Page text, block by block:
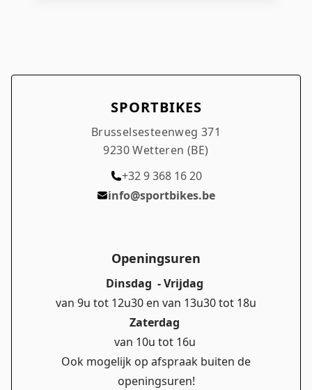
SPORTBIKES
Brusselsesteenweg 371
9230 Wetteren (BE)
+32 9 368 16 20
info@sportbikes.be
Openingsuren
Dinsdag - Vrijdag
van 9u tot 12u30 en van 13u30 tot 18u
Zaterdag
van 10u tot 16u
Ook mogelijk op afspraak buiten de
openingsuren!